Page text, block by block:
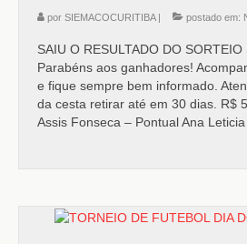
por SIEMACOCURITIBA| postado em:
SAIU O RESULTADO DO
Parabéns aos ganhadores!
e fique sempre bem informado.
da cesta retirar até em 30 dias. R$
Assis Fonseca – Pontual Ana